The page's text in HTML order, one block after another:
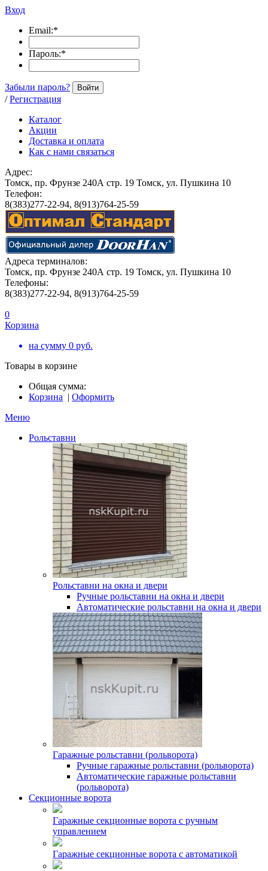
Вход
Email:*
Пароль:*
Забыли пароль? Войти
/ Регистрация
Каталог
Акции
Доставка и оплата
Как с нами связаться
Адрес:
Томск, пр. Фрунзе 240А стр. 19 Томск, ул. Пушкина 10
Телефон:
8(383)277-22-94, 8(913)764-25-59
Адреса терминалов:
Томск, пр. Фрунзе 240А стр. 19 Томск, ул. Пушкина 10
Телефоны:
8(383)277-22-94, 8(913)764-25-59
0
Корзина
на сумму 0 руб.
Товары в корзине
Общая сумма:
Корзина | Оформить
Меню
Рольставни
Рольставни на окна и двери
Ручные рольставни на окна и двери
Автоматические рольставни на окна и двери
Гаражные рольставни (рольворота)
Ручные гаражные рольставни (рольворота)
Автоматические гаражные рольставни
(рольворота)
Секционные ворота
Гаражные секционные ворота с ручным
управлением
Гаражные секционные ворота с автоматикой